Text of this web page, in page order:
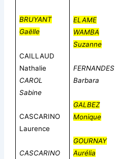
BRUYANT
Gaëlle
CAILLAUD
Nathalie
CAROL
Sabine
CASCARINO
Laurence
CASCARINO
ELAME
WAMBA
Suzanne
FERNANDES
Barbara
GALBEZ
Monique
GOURNAY
Aurélia